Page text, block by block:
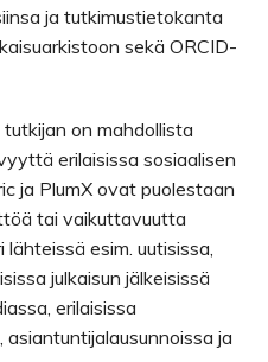
ja tutkimustietokanta
sekä ORCID-
on mahdollista
erilaisissa sosiaalisen
ja PlumX ovat puolestaan
tai vaikuttavuutta
esim. uutisissa,
julkaisun jälkeisissä
erilaisissa
ja